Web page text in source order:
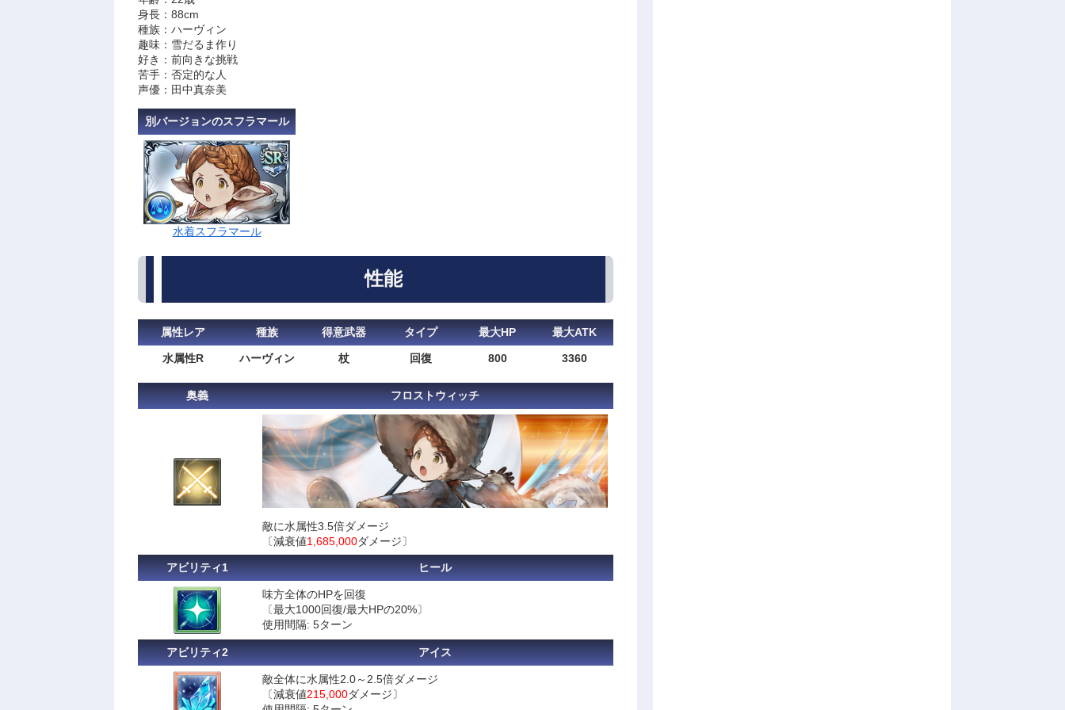
身長：88cm
種族：ハーヴィン
趣味：雪だるま作り
好き：前向きな挑戦
苦手：否定的な人
声優：田中真奈美
別バージョンのスフラマール
水着スフラマール
性能
属性レア 種族 得意武器 タイプ 最大HP 最大ATK
水属性R ハーヴィン 杖 回復 800 3360
奥義 フロストウィッチ
敵に水属性3.5倍ダメージ
〔減衰値1,685,000ダメージ〕
アビリティ1 ヒール
味方全体のHPを回復
〔最大1000回復/最大HPの20%〕
使用間隔: 5ターン
アビリティ2 アイス
敵全体に水属性2.0～2.5倍ダメージ
〔減衰値215,000ダメージ〕